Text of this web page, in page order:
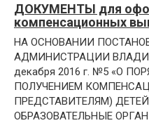
ДОКУМЕНТЫ для
компенсационных
НА ОСНОВАНИИ
АДМИНИСТРАЦИИ
декабря 2016 г. №5 «О
ПОЛУЧЕНИЕМ
ПРЕДСТАВИТЕЛЯМ)
ОБРАЗОВАТЕЛЬНЫЕ